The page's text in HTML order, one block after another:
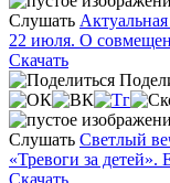
Слушать
22 июля. О
Скачать
Слушать Светлый
«Тревоги за детей».